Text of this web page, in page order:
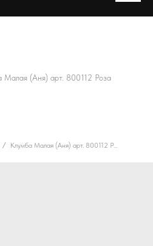
Малая (Аня) арт. 800112 Роза
Клумба Малая (Аня) арт. 800112 Роза Шиповник